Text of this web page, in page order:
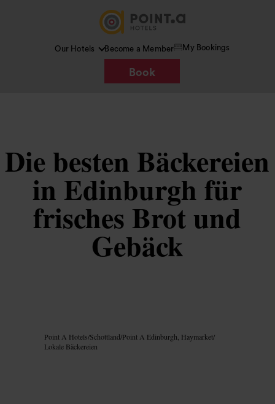
Our Hotels Become a Member My Bookings
Book
Die besten Bäckereien
in Edinburgh für
frisches Brot und
Gebäck
Point A Hotels/Schottland/Point A Edinburgh, Haymarket/
Lokale Bäckereien